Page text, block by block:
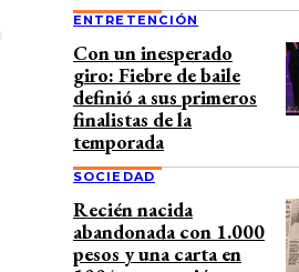
ENTRETENCIÓN
Con un inesperado
giro: Fiebre de baile
definió a sus primeros
finalistas de la
temporada
SOCIEDAD
Recién nacida
abandonada con 1.000
pesos y una carta en